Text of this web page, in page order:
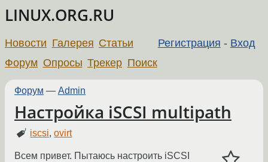
LINUX.ORG.RU
Регистрация - Вход
Новости Галерея Статьи
Форум Опросы Трекер Поиск
Форум — Admin
Настройка iSCSI multipath
iscsi,ovirt
Всем привет. Пытаюсь настроить iSCSI